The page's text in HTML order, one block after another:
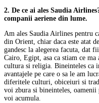
2. De ce ai ales Saudia
companii aeriene din lume.
Am ales Saudia Airlines pentru
din Orient, chiar daca este atat
gandesc la alegerea facuta, dat
Cairo, Egipt, asa ca stiam ce
cultura si religia. Bineinteles ca
avantajele pe care o sa le am
diferitele culturi, obiceiuri si
voi zbura si bineinteles,
voi acumula.